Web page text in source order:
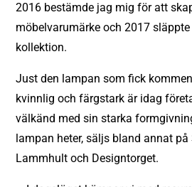
2016 bestämde jag mig för att
möbelvarumärke och 2017
kollektion.
Just den lampan som fick
kvinnlig och färgstark är idag
välkänd med sin starka
lampan heter, säljs bland annat på
Lammhult och Designtorget.